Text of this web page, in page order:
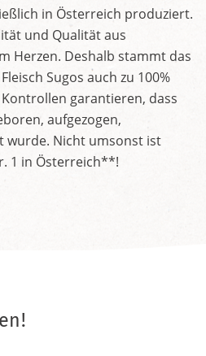
in Österreich produziert.
und Qualität aus
Herzen. Deshalb stammt das
Sugos auch zu 100%
garantieren, dass
aufgezogen,
wurde. Nicht umsonst ist
1 in Österreich**!